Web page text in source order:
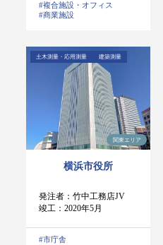
#複合施設・オフィス
#商業施設
横浜市役所
発注者：竹中工務店JV
竣工：2020年5月
土木測量・応用測量 建築測量
#市庁舎
関東エリア